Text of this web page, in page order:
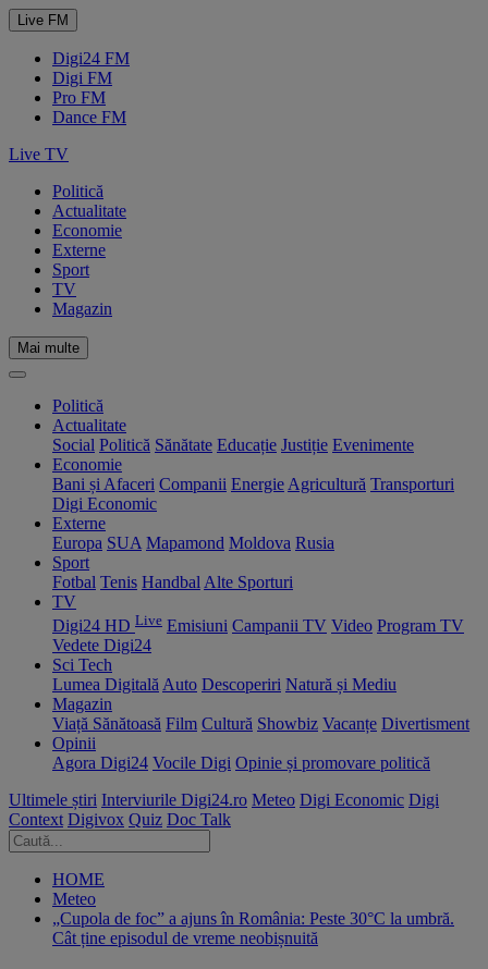
Live FM
Digi24 FM
Digi FM
Pro FM
Dance FM
Live TV
Politică
Actualitate
Economie
Externe
Sport
TV
Magazin
Mai multe
Politică
Actualitate
Social Politică Sănătate Educație Justiție Evenimente
Economie
Bani și Afaceri Companii Energie Agricultură Transporturi
Digi Economic
Externe
Europa SUA Mapamond Moldova Rusia
Sport
Fotbal Tenis Handbal Alte Sporturi
TV
Digi24 HD Live Emisiuni Campanii TV Video Program TV
Vedete Digi24
Sci Tech
Lumea Digitală Auto Descoperiri Natură și Mediu
Magazin
Viață Sănătoasă Film Cultură Showbiz Vacanțe Divertisment
Opinii
Agora Digi24 Vocile Digi Opinie și promovare politică
Ultimele știri Interviurile Digi24.ro Meteo Digi Economic Digi
Context Digivox Quiz Doc Talk
HOME
Meteo
„Cupola de foc” a ajuns în România: Peste 30°C la umbră.
Cât ține episodul de vreme neobișnuită